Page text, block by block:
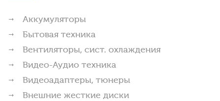
Аккумуляторы
Бытовая техника
Вентиляторы, сист. охлаждения
Видео-Аудио техника
Видеоадаптеры, тюнеры
Внешние жесткие диски